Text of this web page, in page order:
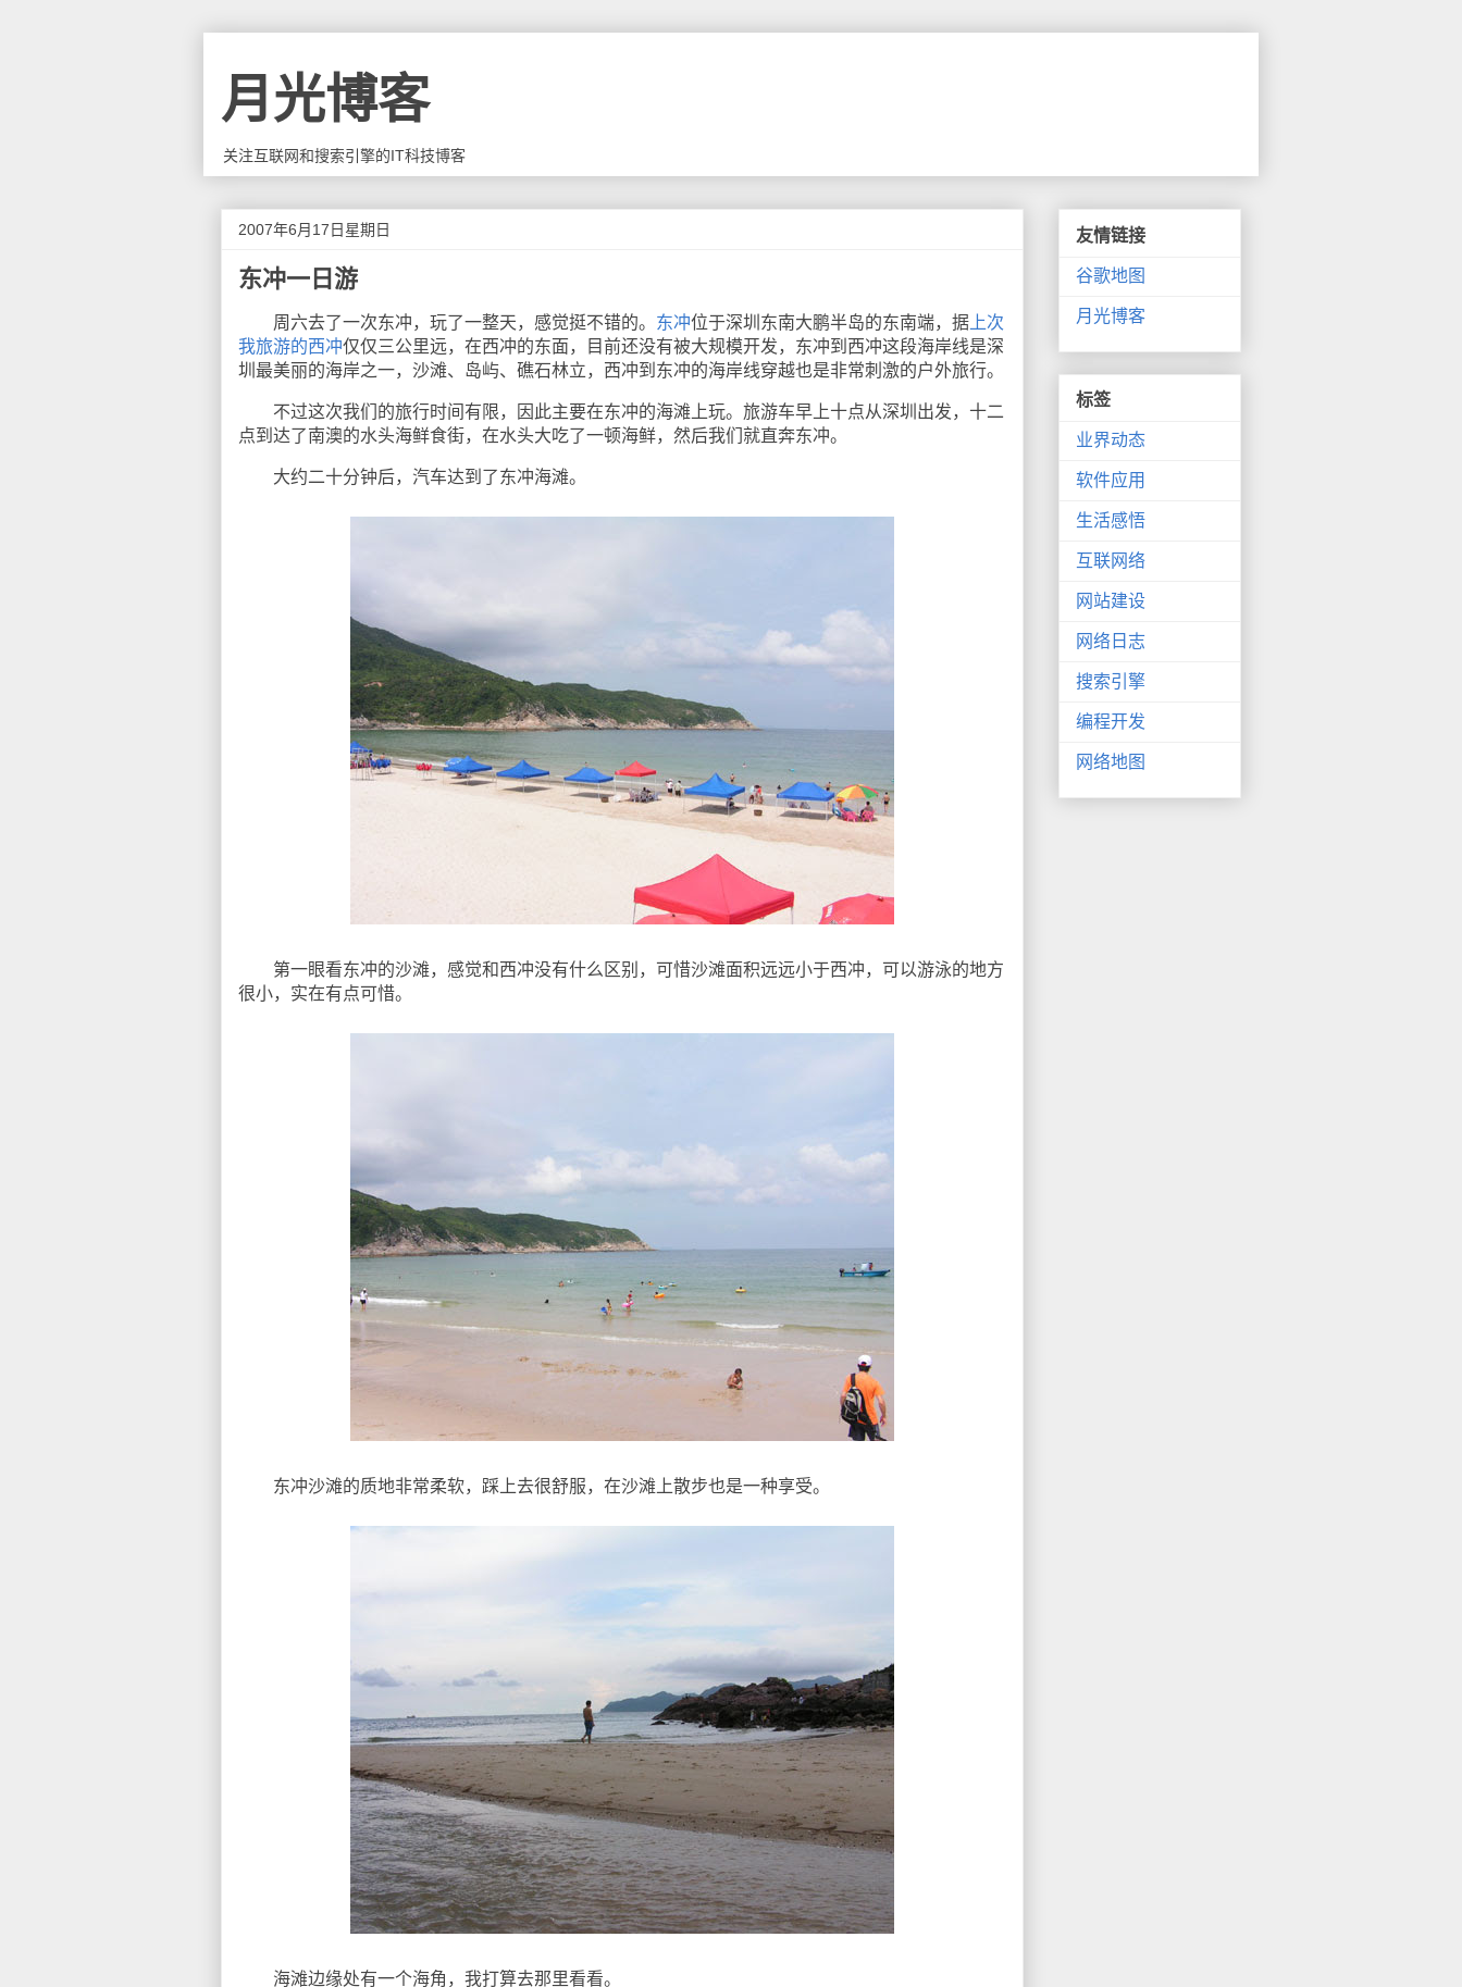
月光博客
关注互联网和搜索引擎的IT科技博客
2007年6月17日星期日
东冲一日游
周六去了一次东冲，玩了一整天，感觉挺不错的。 东冲位于深圳东南大鹏半岛的东南端，据 上次
我旅游的西冲仅仅三公里远，在西冲的东面，目前还没有被大规模开发，东冲到西冲这段海岸线是深
圳最美丽的海岸之一，沙滩、岛屿、礁石林立，西冲到东冲的海岸线穿越也是非常刺激的户外旅行。
不过这次我们的旅行时间有限，因此主要在东冲的海滩上玩。旅游车早上十点从深圳出发，十二
点到达了南澳的水头海鲜食街，在水头大吃了一顿海鲜，然后我们就直奔东冲。
大约二十分钟后，汽车达到了东冲海滩。
第一眼看东冲的沙滩，感觉和西冲没有什么区别，可惜沙滩面积远远小于西冲，可以游泳的地方
很小，实在有点可惜。
东冲沙滩的质地非常柔软，踩上去很舒服，在沙滩上散步也是一种享受。
海滩边缘处有一个海角，我打算去那里看看。
友情链接
谷歌地图
月光博客
标签
业界动态
软件应用
生活感悟
互联网络
网站建设
网络日志
搜索引擎
编程开发
网络地图